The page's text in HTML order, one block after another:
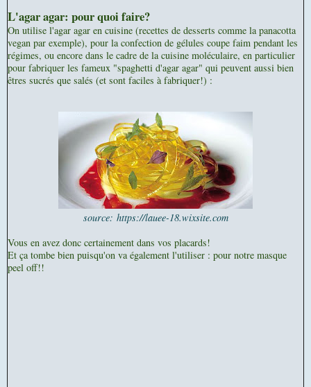
L'agar agar: pour quoi faire?
On utilise l'agar agar en cuisine (recettes de desserts comme la panacotta
vegan par exemple), pour la confection de gélules coupe faim pendant les
régimes, ou encore dans le cadre de la cuisine moléculaire, en particulier
pour fabriquer les fameux "spaghetti d'agar agar" qui peuvent aussi bien
êtres sucrés que salés (et sont faciles à fabriquer!) :
source: https://lauee-18.wixsite.com
Vous en avez donc certainement dans vos placards!
Et ça tombe bien puisqu'on va également l'utiliser : pour notre masque
peel off!!